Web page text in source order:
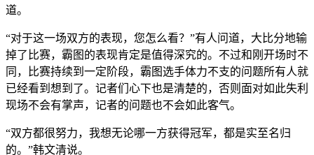
道。
“对于这一场双方的表现，您怎么看？”有人问道，大比分地输
掉了比赛，霸图的表现肯定是值得深究的。不过和刚开场时不
同，比赛持续到一定阶段，霸图选手体力不支的问题所有人就
已经看到想到了。记者们心下也是清楚的，否则面对如此失利
现场不会有掌声，记者的问题也不会如此客气。
“双方都很努力，我想无论哪一方获得冠军，都是实至名归
的。”韩文清说。